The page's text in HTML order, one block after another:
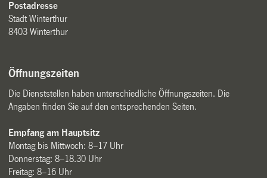
Postadresse
Stadt Winterthur
8403 Winterthur
Öffnungszeiten
Die Dienststellen haben unterschiedliche Öffnungszeiten. Die
Angaben finden Sie auf den entsprechenden Seiten.
Empfang am Hauptsitz
Montag bis Mittwoch: 8–17 Uhr
Donnerstag: 8–18.30 Uhr
Freitag: 8–16 Uhr